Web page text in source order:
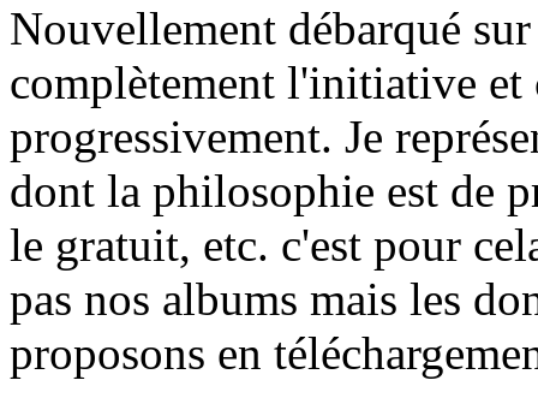
Nouvellement débarqué
complètement l'initiative
progressivement. Je
dont la philosophie est de
le gratuit, etc. c'est pour
pas nos albums mais les
proposons en